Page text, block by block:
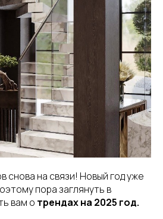
снова на связи! Новый год уже
пора заглянуть в
вам о трендах на 2025 год.